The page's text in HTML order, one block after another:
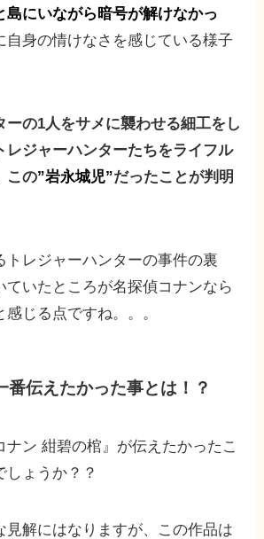
島にいながら暗号が解けなかっ
自身の情けなさを感じている様子
ーの1人をサメに襲わせる細工をし
レジャーハンターたちをライフル
この”岩永城児”だったことが判明
トレジャーハンターの事件の裏
ていたところが名探偵コナンなら
じる点ですね。。。
伝えたかった事とは！？
ナン 紺碧の棺』が伝えたかったこ
しょうか？？
見解にはなりますが、この作品は